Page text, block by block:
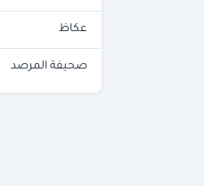
عكاظ
صحيفة المرصد